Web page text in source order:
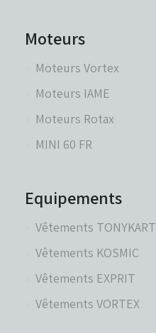
Moteurs
Moteurs Vortex
Moteurs IAME
Moteurs Rotax
MINI 60 FR
Equipements
Vêtements TONYKART
Vêtements KOSMIC
Vêtements EXPRIT
Vêtements VORTEX